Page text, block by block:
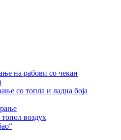
на рабови со чекан
со топла и ладна боја
воздух